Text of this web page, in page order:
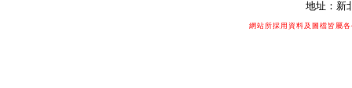
地址：新
網站所採用資料及圖檔皆屬